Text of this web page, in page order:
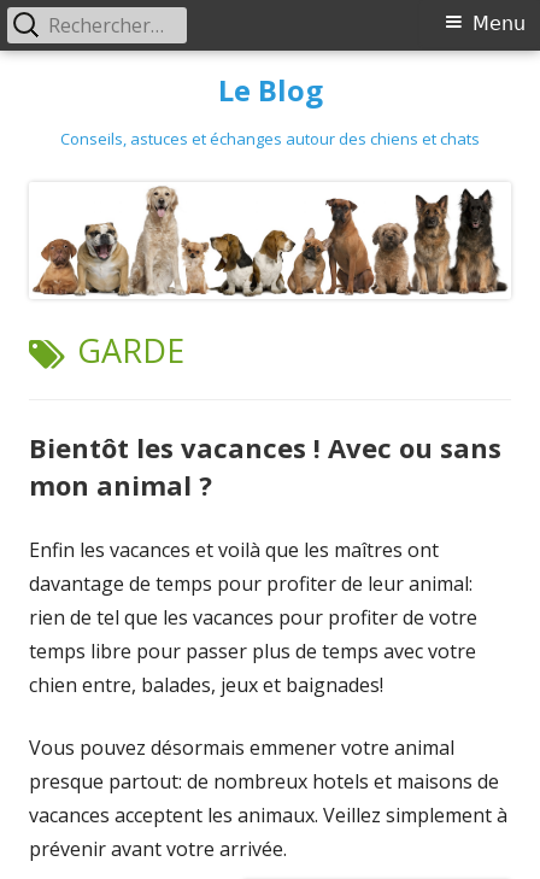
content
Le Blog
Conseils, astuces et échanges autour des chiens et chats
Primary
Menu
Menu
Rechercher :
TAG:
GARDE
Bientôt les vacances ! Avec ou sans
mon animal ?
Enfin les vacances et voilà que les maîtres ont
davantage de temps pour profiter de leur animal:
rien de tel que les vacances pour profiter de votre
temps libre pour passer plus de temps avec votre
chien entre, balades, jeux et baignades!
Vous pouvez désormais emmener votre animal
presque partout: de nombreux hotels et maisons de
vacances acceptent les animaux. Veillez simplement à
prévenir avant votre arrivée.